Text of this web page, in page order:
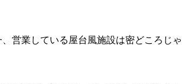
営業している屋台風施設は密どころじゃ